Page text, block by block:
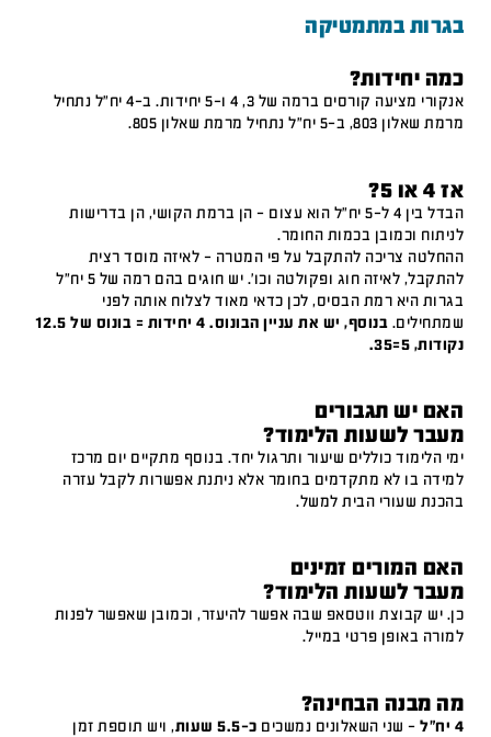
בגרות במתמטיקה
כמה יחידות?
אנקורי מציעה קורסים ברמה של 3, 4 ו-5 יחידות. ב-4 יח"ל נתחיל
מרמת שאלון 803, ב-5 יח"ל נתחיל מרמת שאלון 805.
אז 4 או 5?
הבדל בין 4 ל-5 יח"ל הוא עצום – הן ברמת הקושי, הן בדרישות
לניתוח וכמובן בכמות החומר.
ההחלטה צריכה להתקבל על פי המטרה – לאיזה מוסד רצית
להתקבל, לאיזה חוג ופקולטה וכו'. יש חוגים בהם רמה של 5 יח"ל
בגרות היא רמת הבסיס, לכן כדאי מאוד לצלוח אותה לפני
שמתחילים.
בנוסף, יש את עניין הבונוס. 4 יחידות = בונוס של 12.5
נקודות, 5=35.
האם יש תגבורים
מעבר לשעות הלימוד?
ימי הלימוד כוללים שיעור ותרגול יחד. בנוסף מתקיים יום מרכז
למידה בו לא מתקדמים בחומר אלא ניתנת אפשרות לקבל עזרה
בהכנת שעורי הבית למשל.
האם המורים זמינים
מעבר לשעות הלימוד?
כן. יש קבוצת ווטסאפ שבה אפשר להיעזר, וכמובן שאפשר לפנות
למורה באופן פרטי במייל.
מה מבנה הבחינה?
4 יח"ל – שני השאלונים נמשכים כ-5.5 שעות
, ויש תוספת זמן